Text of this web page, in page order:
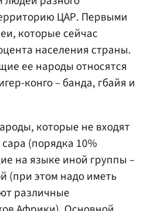
ЦАР. Первыми
которые сейчас
населения страны.
ее народы относятся
конго – банда, гбайя и
которые не входят
(порядка 10%
на языке иной группы –
(при этом надо иметь
различные